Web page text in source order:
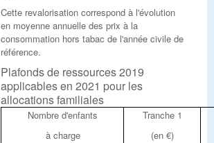
Cette revalorisation correspond à l'évolution
en moyenne annuelle des prix à la
consommation hors tabac de l'année civile de
référence.
Plafonds de ressources 2019
applicables en 2021 pour les
allocations familiales
Nombre d'enfants
à charge
Tranche 1
(en €)